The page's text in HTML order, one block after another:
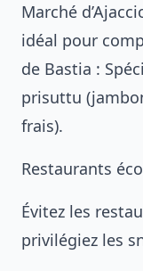
Marché
idéal pour
de Bastia :
prisuttu
frais).
Restaurants
Évitez les
privilégiez les